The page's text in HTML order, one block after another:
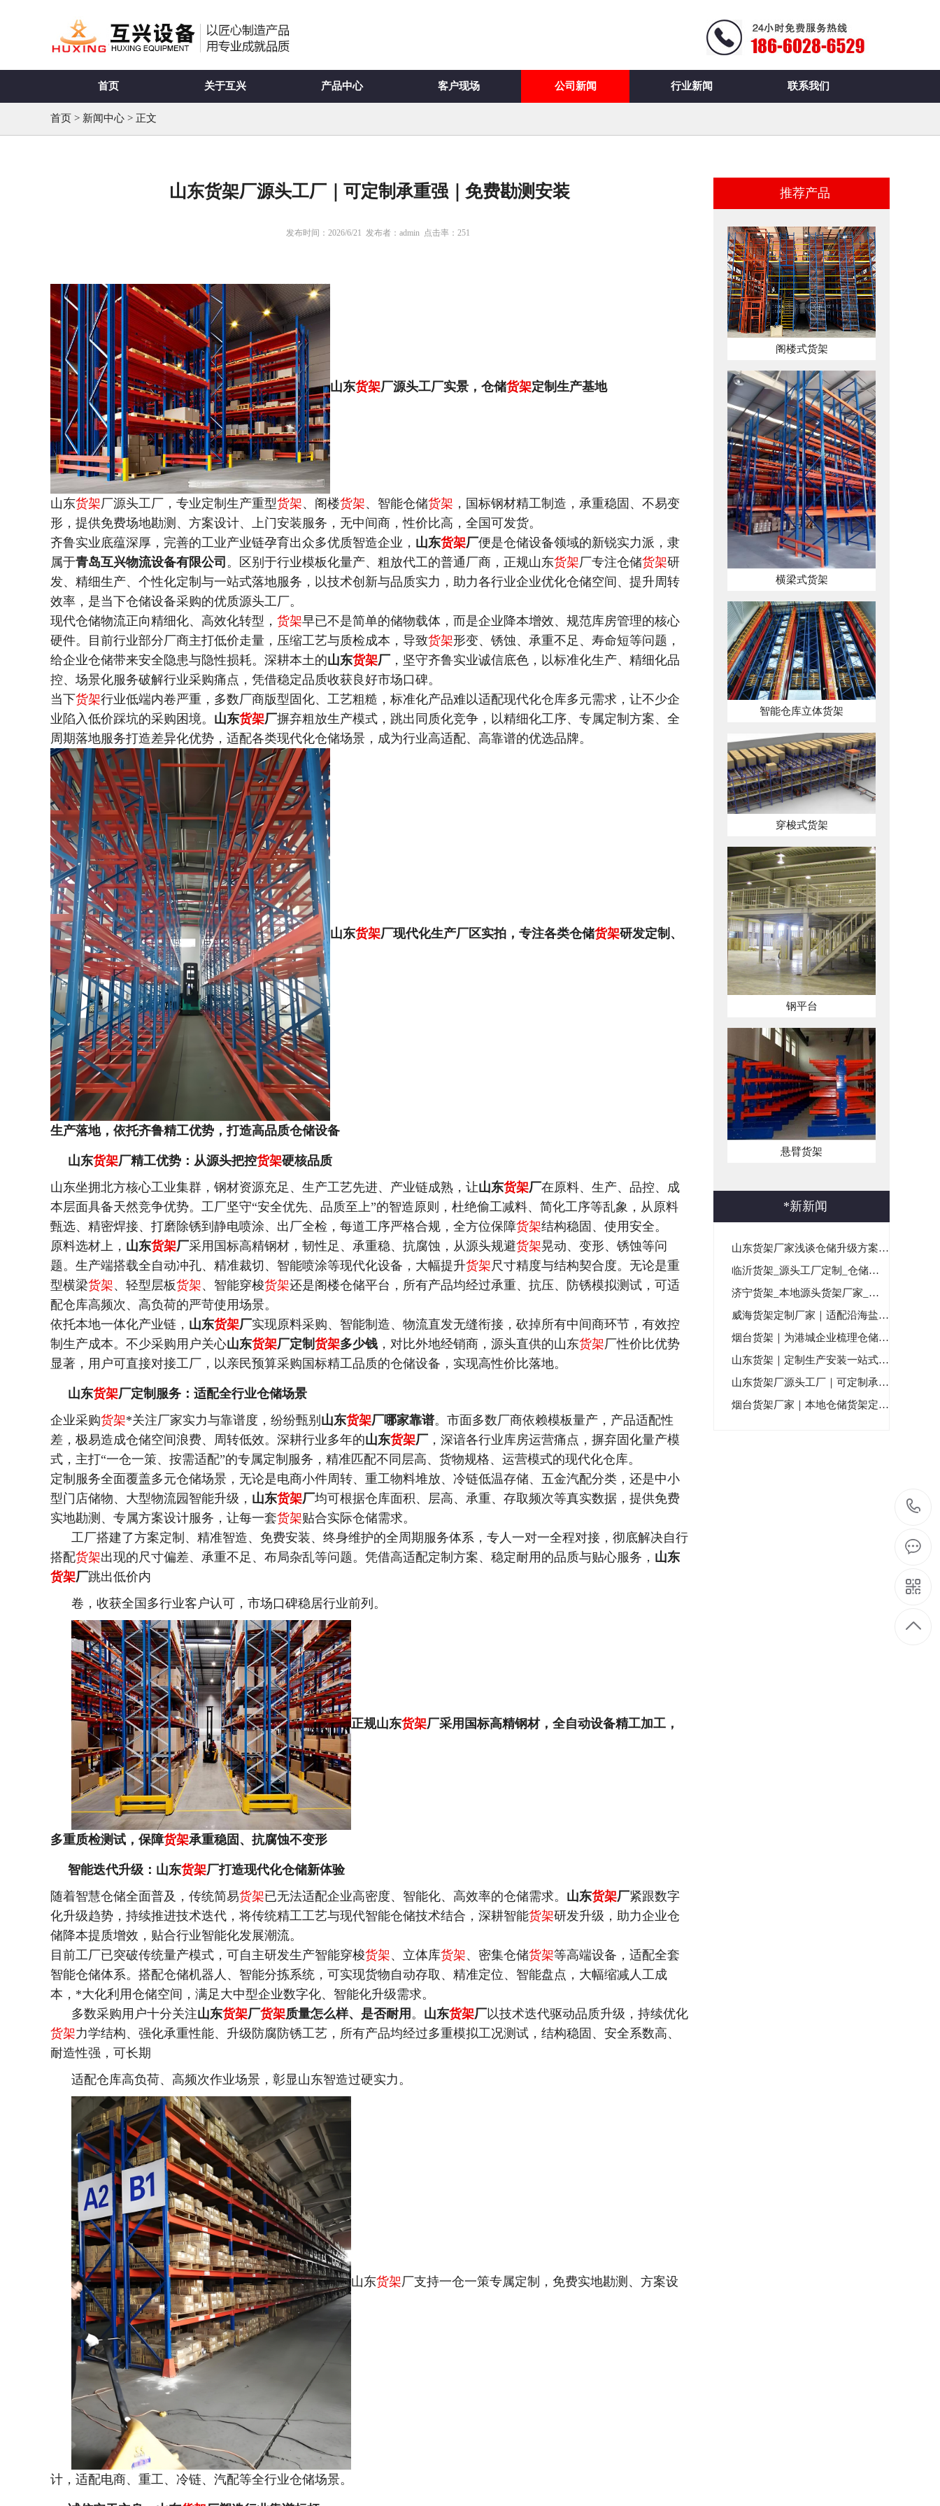
首页 关于互兴 产品中心 客户现场 公司新闻 行业新闻 联系我们
首页 > 新闻中心 > 正文
山东货架厂源头工厂｜可定制承重强｜免费勘测安装
发布时间：2026/6/21 发布者：admin 点击率： 251
山东货架厂源头工厂实景，仓储货架定制生产基地
山东货架厂源头工厂，专业定制生产重型货架、阁楼货架、智能仓储货架 ，国标钢材精工制造，承重稳固、不易变
形，提供免费场地勘测、方案设计、上门安装服务，无中间商，性价比高，全国可发货。
齐鲁实业底蕴深厚，完善的工业产业链孕育出众多优质智造企业， 山东货架厂便是仓储设备领域的新锐实力派，隶
属于青岛互兴物流设备有限公司 。区别于行业模板化量产、粗放代工的普通厂商，正规山东货架厂专注仓储货架研
发、精细生产、个性化定制与一站式落地服务，以技术创新与品质实力，助力各行业企业优化仓储空间、提升周转
效率，是当下仓储设备采购的优质源头工厂。
现代仓储物流正向精细化、高效化转型， 货架早已不是简单的储物载体，而是企业降本增效、规范库房管理的核心
硬件。目前行业部分厂商主打低价走量，压缩工艺与质检成本，导致货架形变、锈蚀、承重不足、寿命短等问题，
给企业仓储带来安全隐患与隐性损耗。深耕本土的山东货架厂 ，坚守齐鲁实业诚信底色，以标准化生产、精细化品
控、场景化服务破解行业采购痛点，凭借稳定品质收获良好市场口碑。
当下货架行业低端内卷严重，多数厂商版型固化、工艺粗糙，标准化产品难以适配现代化仓库多元需求，让不少企
业陷入低价踩坑的采购困境。 山东货架厂摒弃粗放生产模式，跳出同质化竞争，以精细化工序、专属定制方案、全
周期落地服务打造差异化优势，适配各类现代化仓储场景，成为行业高适配、高靠谱的优选品牌。
山东货架厂现代化生产厂区实拍，专注各类仓储货架研发定制、
生产落地，依托齐鲁精工优势，打造高品质仓储设备
山东货架厂精工优势：从源头把控货架硬核品质
山东坐拥北方核心工业集群，钢材资源充足、生产工艺先进、产业链成熟，让山东货架厂在原料、生产、品控、成
本层面具备天然竞争优势。工厂坚守“安全优先、品质至上”的智造原则，杜绝偷工减料、简化工序等乱象，从原料
甄选、精密焊接、打磨除锈到静电喷涂、出厂全检，每道工序严格合规，全方位保障货架结构稳固、使用安全。
原料选材上， 山东货架厂采用国标高精钢材，韧性足、承重稳、抗腐蚀，从源头规避货架晃动、变形、锈蚀等问
题。生产端搭载全自动冲孔、精准裁切、智能喷涂等现代化设备，大幅提升货架尺寸精度与结构契合度。无论是重
型横梁货架、轻型层板货架、智能穿梭货架还是阁楼仓储平台，所有产品均经过承重、抗压、防锈模拟测试，可适
配仓库高频次、高负荷的严苛使用场景。
依托本地一体化产业链， 山东货架厂实现原料采购、智能制造、物流直发无缝衔接，砍掉所有中间商环节，有效控
制生产成本。不少采购用户关心山东货架厂定制 货架多少钱 ，对比外地经销商，源头直供的山东货架厂性价比优势
显著，用户可直接对接工厂，以亲民预算采购国标精工品质的仓储设备，实现高性价比落地。
山东货架厂定制服务：适配全行业仓储场景
企业采购货架*关注厂家实力与靠谱度，纷纷甄别 山东货架厂哪家靠谱。市面多数厂商依赖模板量产，产品适配性
差，极易造成仓储空间浪费、周转低效。深耕行业多年的山东货架厂 ，深谙各行业库房运营痛点，摒弃固化量产模
式，主打“一仓一策、按需适配”的专属定制服务，精准匹配不同层高、货物规格、运营模式的现代化仓库。
定制服务全面覆盖多元仓储场景，无论是电商小件周转、重工物料堆放、冷链低温存储、五金汽配分类，还是中小
型门店储物、大型物流园智能升级， 山东货架厂均可根据仓库面积、层高、承重、存取频次等真实数据，提供免费
实地勘测、专属方案设计服务，让每一套货架贴合实际仓储需求。
工厂搭建了方案定制、精准智造、免费安装、终身维护的全周期服务体系，专人一对一全程对接，彻底解决自行
搭配货架出现的尺寸偏差、承重不足、布局杂乱等问题。凭借高适配定制方案、稳定耐用的品质与贴心服务， 山东
货架厂跳出低价内
卷，收获全国多行业客户认可，市场口碑稳居行业前列。
正规山东货架厂采用国标高精钢材，全自动设备精工加工，
多重质检测试，保障货架承重稳固、抗腐蚀不变形
智能迭代升级：山东货架厂打造现代化仓储新体验
随着智慧仓储全面普及，传统简易货架已无法适配企业高密度、智能化、高效率的仓储需求。 山东货架厂紧跟数字
化升级趋势，持续推进技术迭代，将传统精工工艺与现代智能仓储技术结合，深耕智能货架研发升级，助力企业仓
储降本提质增效，贴合行业智能化发展潮流。
目前工厂已突破传统量产模式，可自主研发生产智能穿梭货架、立体库货架、密集仓储货架等高端设备，适配全套
智能仓储体系。搭配仓储机器人、智能分拣系统，可实现货物自动存取、精准定位、智能盘点，大幅缩减人工成
本， *大化利用仓储空间，满足大中型企业数字化、智能化升级需求。
多数采购用户十分关注山东货架厂货架质量怎么样、是否耐用 。 山东货架厂以技术迭代驱动品质升级，持续优化
货架力学结构、强化承重性能、升级防腐防锈工艺，所有产品均经过多重模拟工况测试，结构稳固、安全系数高、
耐造性强，可长期
适配仓库高负荷、高频次作业场景，彰显山东智造过硬实力。
山东货架厂支持一仓一策专属定制，免费实地勘测、方案设
计，适配电商、重工、冷链、汽配等全行业仓储场景。
推荐产品
阁楼式货架
横梁式货架
智能仓库立体货架
穿梭式货架
钢平台
悬臂货架
*新新闻
山东货架厂家浅谈仓储升级方案｜非标货架定制与一站式仓储落...
临沂货架_源头工厂定制_仓储货架一站式解决方案_本土专业...
济宁货架_本地源头货架厂家_定制仓储货架生产安装服务
威海货架定制厂家｜适配沿海盐雾工况，非标定制解决威海仓储...
烟台货架｜为港城企业梳理仓储方寸，用专业匠心安放每一份经...
山东货架｜定制生产安装一站式服务_本土精工稳固耐用
山东货架厂源头工厂｜可定制承重强｜免费勘测安装
烟台货架厂家｜本地仓储货架定制_上门勘测安装售后